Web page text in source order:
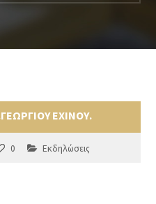
ΕΧΙΝΟΥ.
0 Εκδηλώσεις